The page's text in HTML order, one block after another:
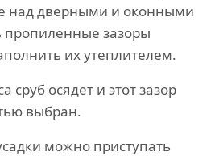
над дверными и оконными
пропиленные зазоры
их утеплителем.
сруб осядет и этот зазор
выбран.
можно приступать